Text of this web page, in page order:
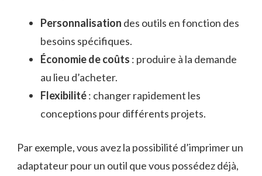
Personnalisation des outils en fonction des
besoins spécifiques.
Économie de coûts : produire à la demande
au lieu d’acheter.
Flexibilité: changer rapidement les
conceptions pour différents projets.
Par exemple, vous avez la possibilité d’imprimer un
adaptateur pour un outil que vous possédez déjà,